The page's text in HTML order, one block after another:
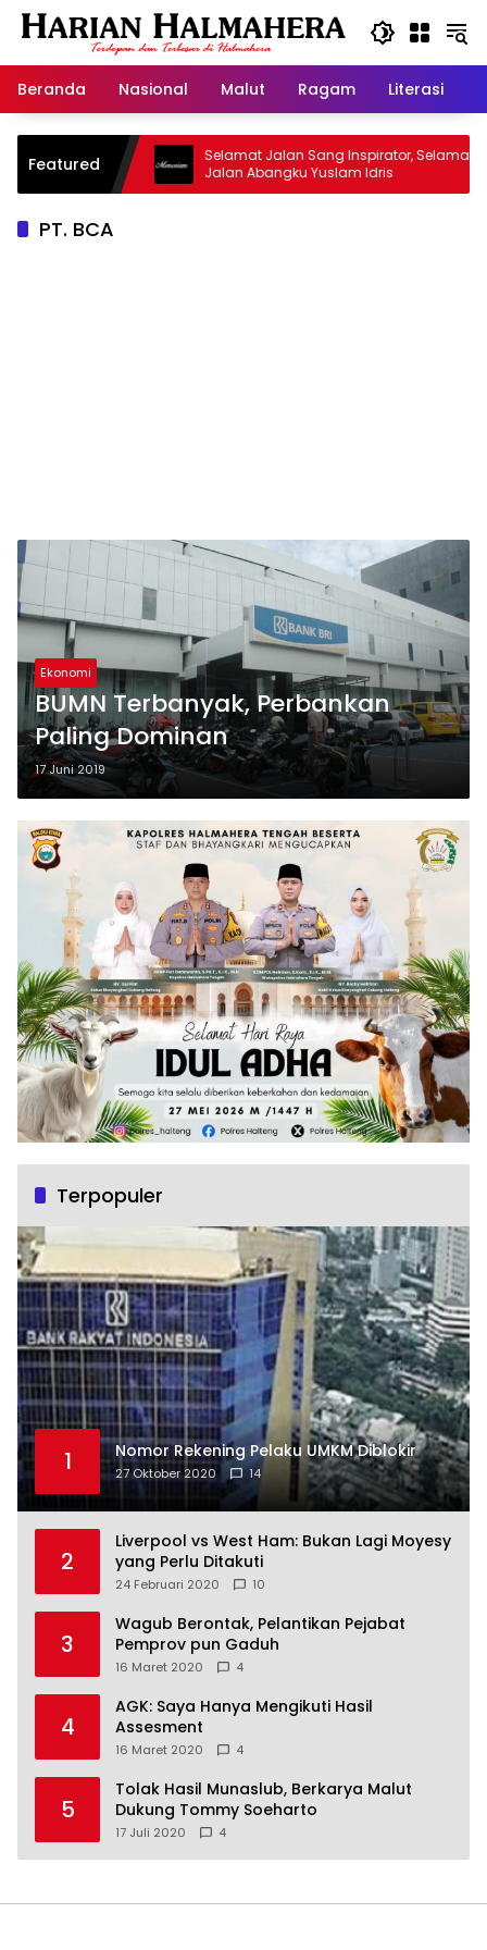
Langsung
Beranda
Nasional Malut Ragam Literasi
Featured
Warisan
Selamat Jalan Sang Inspirator, Selamat
Jalan Abangku Yuslam Idris
PT. BCA
Ekonomi
BUMN Terbanyak, Perbankan
Paling Dominan
17 Juni 2019
Terpopuler
1 Nomor Rekening Pelaku UMKM Diblokir
27 Oktober 2020 14
2
Liverpool vs West Ham: Bukan Lagi Moyesy
yang Perlu Ditakuti
24 Februari 2020 10
3
Wagub Berontak, Pelantikan Pejabat
Pemprov pun Gaduh
16 Maret 2020 4
4
AGK: Saya Hanya Mengikuti Hasil
Assesment
16 Maret 2020 4
5
Tolak Hasil Munaslub, Berkarya Malut
Dukung Tommy Soeharto
17 Juli 2020 4